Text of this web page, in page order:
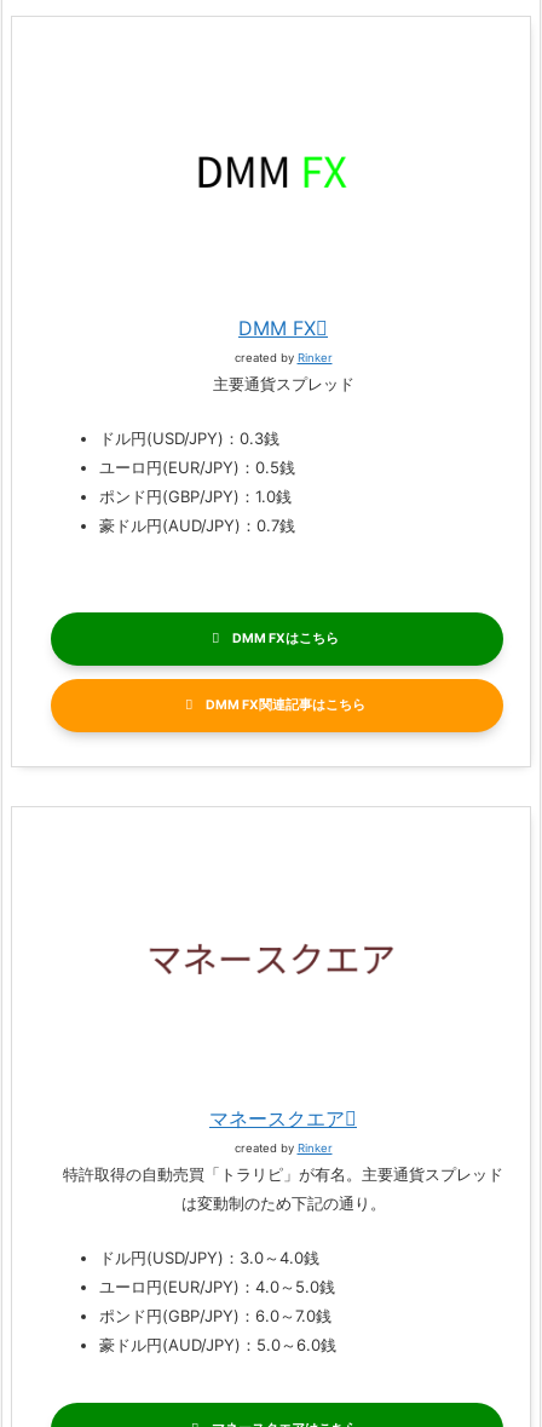
DMM FX
created by Rinker
主要通貨スプレッド
ドル円(USD/JPY)：0.3銭
ユーロ円(EUR/JPY)：0.5銭
ポンド円(GBP/JPY)：1.0銭
豪ドル円(AUD/JPY)：0.7銭
DMM FX
DMM FX関連記事
マネースクエア
created by Rinker
特許取得の自動売買「トラリピ」が有名。主要通貨スプレッド
は変動制のため下記の通り。
ドル円(USD/JPY)：3.0～4.0銭
ユーロ円(EUR/JPY)：4.0～5.0銭
ポンド円(GBP/JPY)：6.0～7.0銭
豪ドル円(AUD/JPY)：5.0～6.0銭